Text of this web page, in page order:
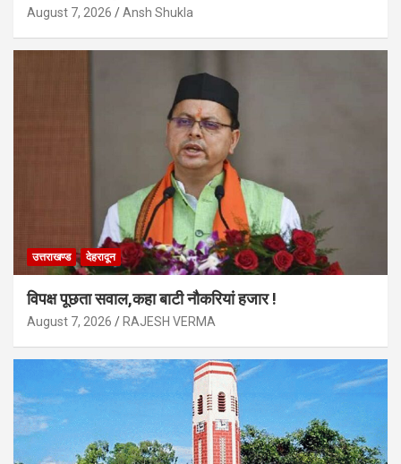
August 7, 2026 Ansh Shukla
उत्तराखण्ड देहरादून
विपक्ष पूछता सवाल,कहा बाटी नौकरियां हजार !
August 7, 2026 RAJESH VERMA